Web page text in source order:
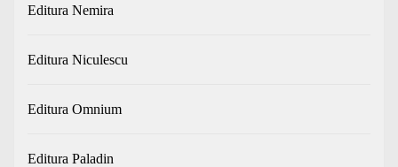
Editura Nemira
Editura Niculescu
Editura Omnium
Editura Paladin